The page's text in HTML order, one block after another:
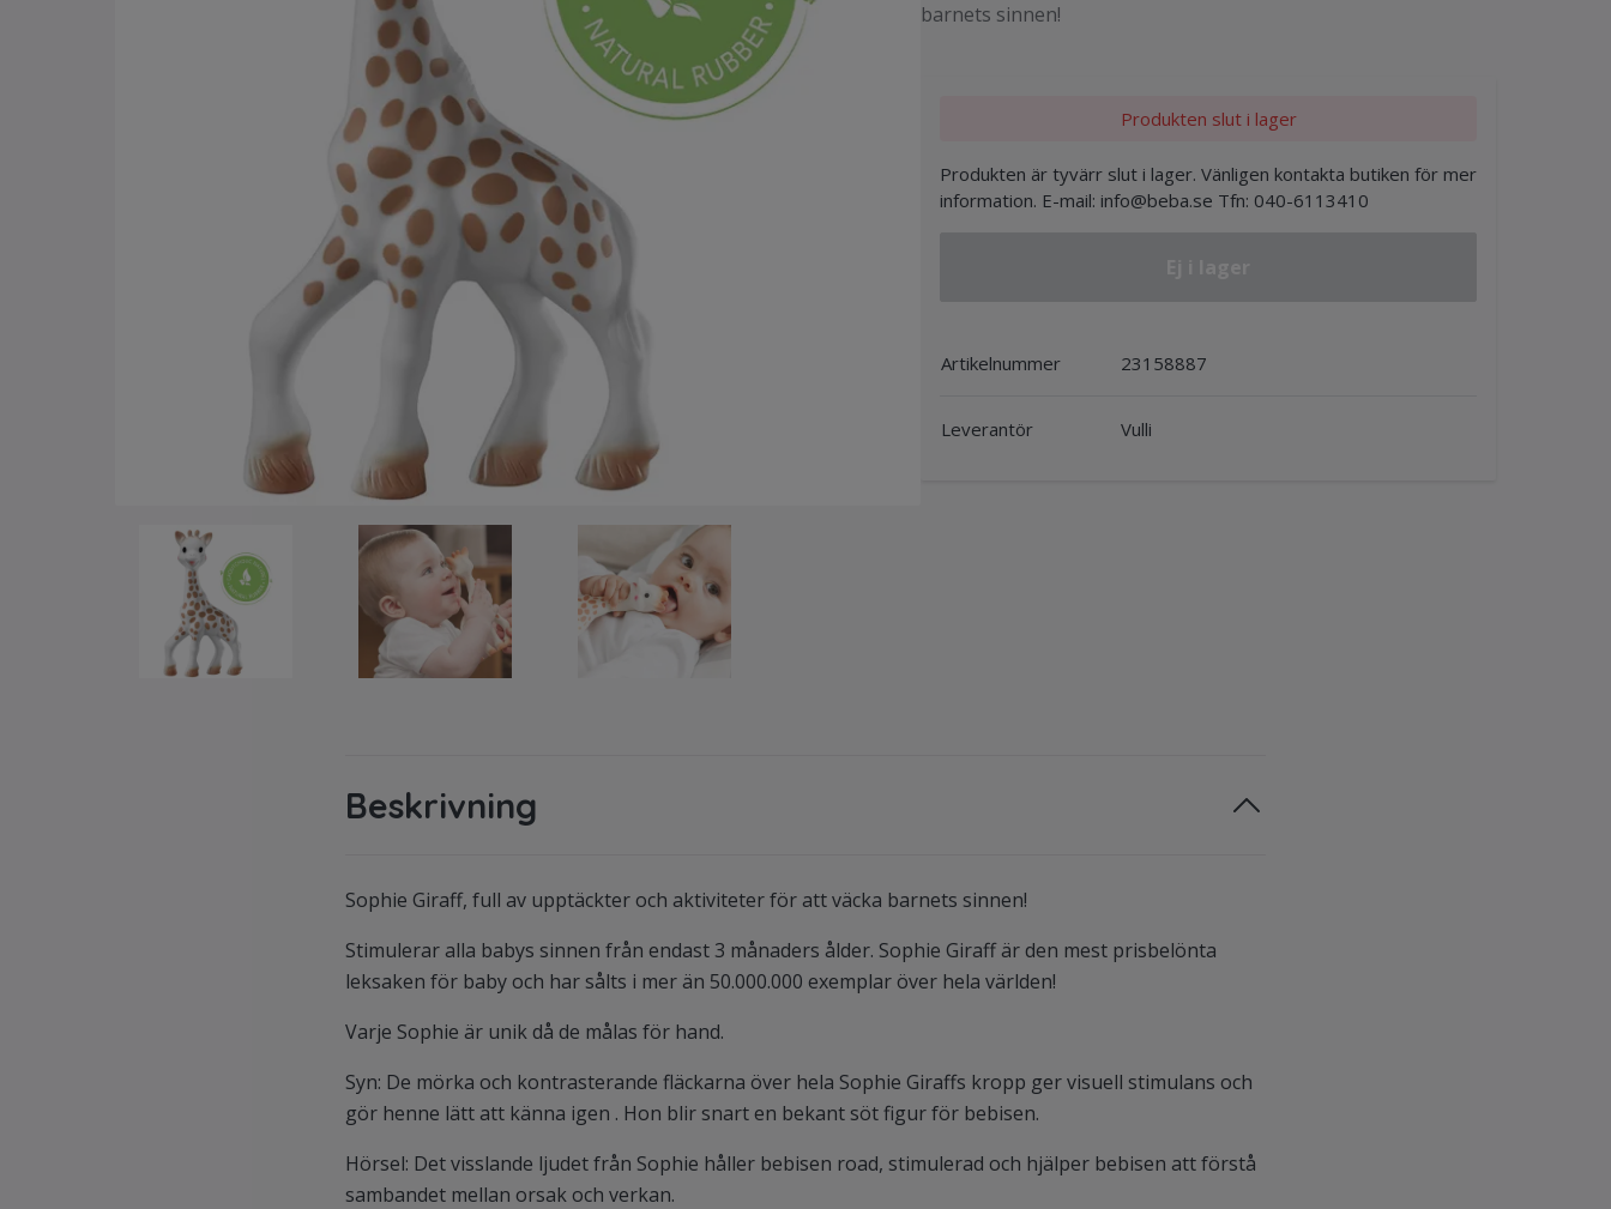
barnets sinnen!
Produkten slut i lager
Produkten är tyvärr slut i lager. Vänligen kontakta butiken för mer
information. E-mail: info@beba.se Tfn: 040-6113410
Artikelnummer 23158887
Leverantör Vulli
Beskrivning
Sophie Giraff, full av upptäckter och aktiviteter för att väcka barnets sinnen!
Stimulerar alla babys sinnen från endast 3 månaders ålder. Sophie Giraff är den mest prisbelönta
leksaken för baby och har sålts i mer än 50.000.000 exemplar över hela världen!
Varje Sophie är unik då de målas för hand.
Syn: De mörka och kontrasterande fläckarna över hela Sophie Giraffs kropp ger visuell stimulans och
gör henne lätt att känna igen . Hon blir snart en bekant söt figur för bebisen.
Hörsel: Det visslande ljudet från Sophie håller bebisen road, stimulerad och hjälper bebisen att förstå
sambandet mellan orsak och verkan.